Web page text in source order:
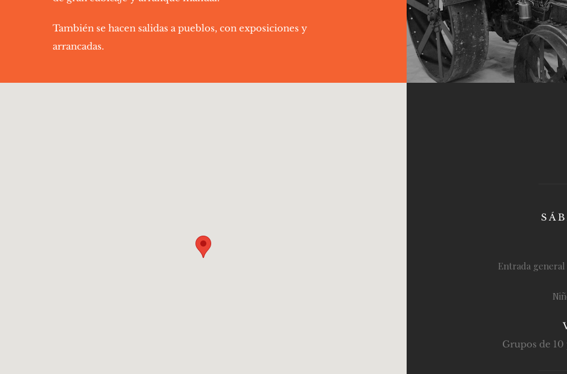
También se hacen salidas a pueblos, con exposiciones y
arrancadas.
Entrada general
Grupos de 10